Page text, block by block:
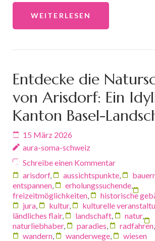
WEITERLESEN
Entdecke die
von Arisdorf: Ein
Kanton Basel-
15 März 2026
aura-soma-schweiz
Schreibe einen Kommentar
arisdorf, aussichtspunkte,
entspannen, erholungssuchende,
freizeitmöglichkeiten, historische
jura, kultur, kulturelle
ländliches flair, landschaft, natur,
naturliebhaber, paradies, radfahren,
wandern, wanderwege, wiesen